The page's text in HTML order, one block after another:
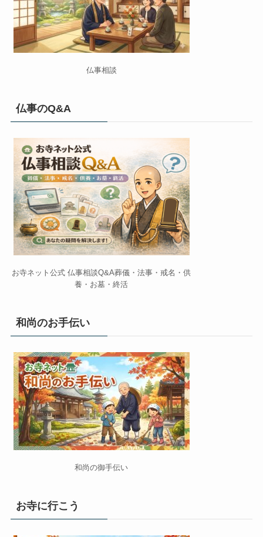
仏事相談
仏事のQ&A
お寺ネット公式 仏事相談Q&A葬儀・法事・戒名・供
養・お墓・終活
和尚のお手伝い
和尚の御手伝い
お寺に行こう